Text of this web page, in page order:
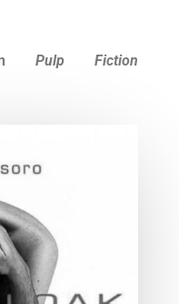
Pulp Fiction